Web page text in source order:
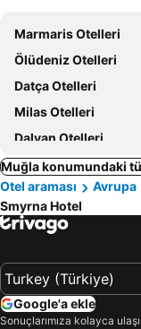
Marmaris Otelleri
Ölüdeniz Otelleri
Datça Otelleri
Milas Otelleri
Dalyan Otelleri
Muğla konumundaki
Otel araması
Avrupa
Smyrna Hotel
Google'a ekle
Sonuçlarımıza kolayca